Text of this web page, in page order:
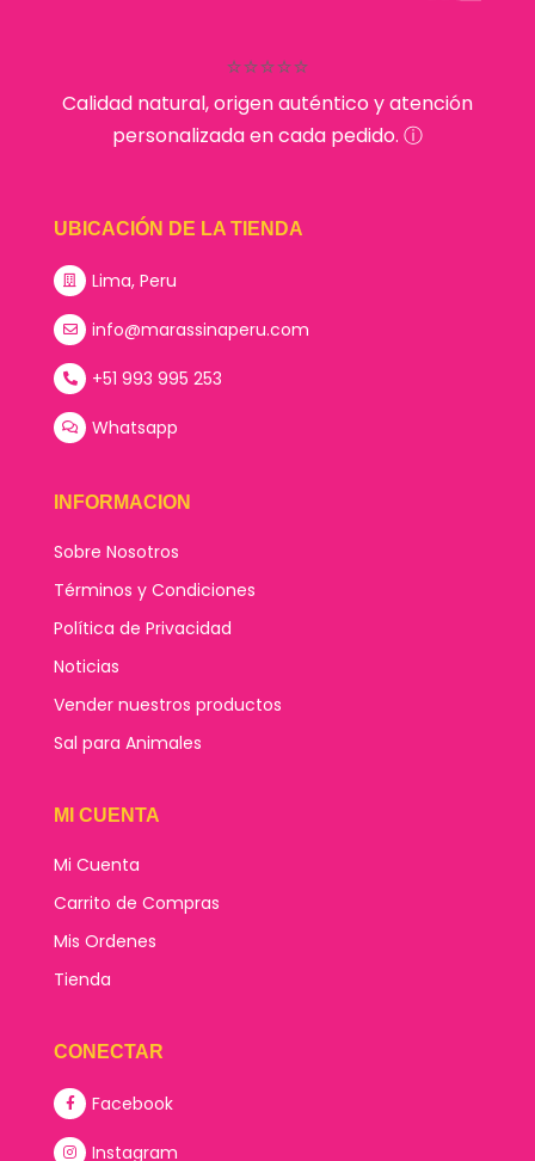
⭐⭐⭐⭐⭐
Calidad natural, origen auténtico y atención
personalizada en cada pedido. ⓘ
UBICACIÓN DE LA TIENDA
Lima, Peru
info@marassinaperu.com
+51 993 995 253
Whatsapp
INFORMACION
Sobre Nosotros
Términos y Condiciones
Política de Privacidad
Noticias
Vender nuestros productos
Sal para Animales
MI CUENTA
Mi Cuenta
Carrito de Compras
Mis Ordenes
Tienda
CONECTAR
Facebook
Instagram